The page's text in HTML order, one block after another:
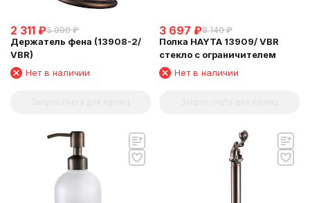
2 311 ₽5 090 ₽
Держатель фена (13908-2/
VBR)
Нет в наличии
3 697 ₽8 140 ₽
Полка HAYTA 13909/ VBR
стекло с ограничителем
Нет в наличии